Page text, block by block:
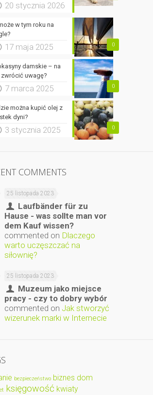
20 stycznia 2026
0
w tym roku na
17 maja 2025
0
damskie – na
uwagę?
7 marca 2025
0
można kupić olej z
dyni?
3 stycznia 2025
COMMENTS
25 listopada 2023
Laufbänder für zu
Hause - was sollte man vor
dem Kauf wissen?
commented on Dlaczego
warto uczęszczać na
siłownię?
25 listopada 2023
Muzeum jako miejsce
pracy - czy to dobry wybór
commented on Jak stworzyć
wizerunek marki w Internecie
bezpieczeństwo biznes dom
księgowość kwiaty